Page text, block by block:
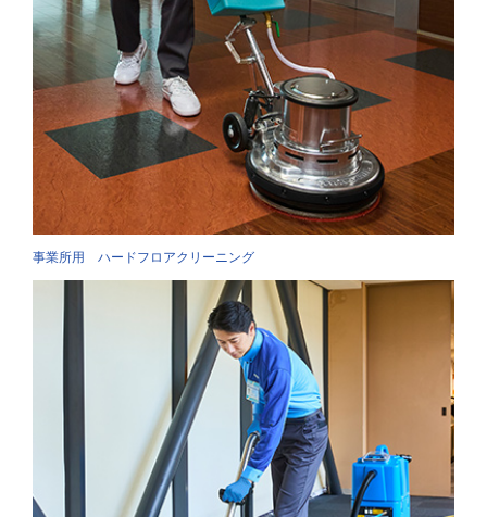
事業所用 ハードフロアクリーニング